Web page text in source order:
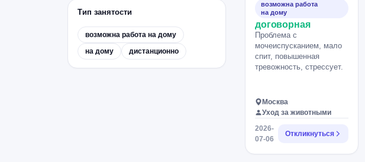
Тип занятости
возможна работа на дому
на дому
дистанционно
возможна работа
на дому
договорная
Проблема с
мочеиспусканием, мало
спит, повышенная
тревожность, стрессует.
Москва
Уход за животными
2026-
07-06
Откликнуться